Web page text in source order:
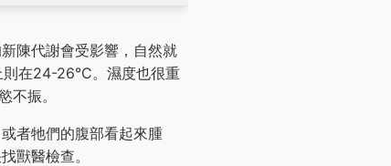
陳代謝會受影響，自然就
在24-26°C。濕度也很重
不振。
者牠們的腹部看起來腫
獸醫檢查。